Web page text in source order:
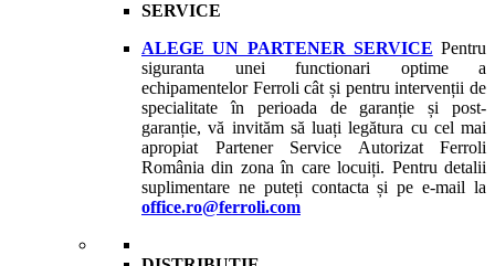
SERVICE
ALEGE UN PARTENER SERVICE Pentru
siguranta unei functionari optime a
echipamentelor Ferroli cât și pentru intervenții de
specialitate în perioada de garanție și post-
garanție, vă invităm să luați legătura cu cel mai
apropiat Partener Service Autorizat Ferroli
România din zona în care locuiți. Pentru detalii
suplimentare ne puteți contacta și pe e-mail la
office.ro@ferroli.com